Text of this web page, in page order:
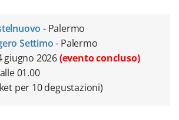
- Palermo
Settimo- Palermo
giugno 2026(evento concluso)
01.00
per 10 degustazioni)